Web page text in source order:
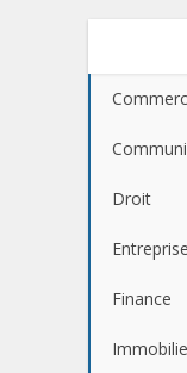
Droit
Entreprise
Finance